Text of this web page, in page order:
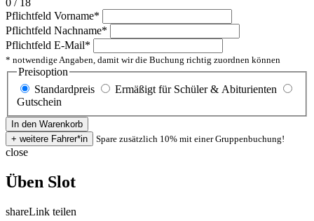
Pflichtfeld Vorname*
Pflichtfeld Nachname*
Pflichtfeld E-Mail*
* notwendige Angaben, damit wir die Buchung richtig zuordnen können
Preisoption
Standardpreis
Ermäßigt für Schüler & Abiturienten
Gutschein
Spare zusätzlich 10% mit einer Gruppenbuchung!
close
Üben Slot
shareLink teilen